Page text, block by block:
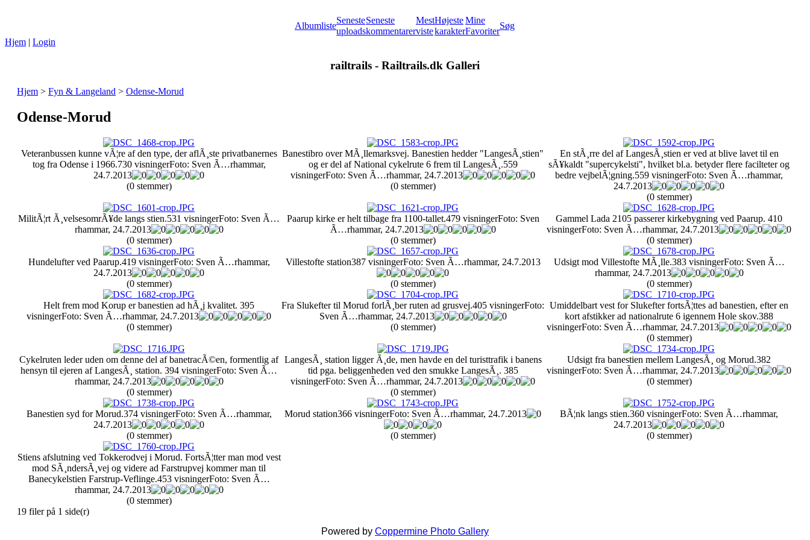
Albumliste
Seneste
uploads
Seneste
kommentarer
Mest
viste
Højeste
karakter
Mine
Favoriter
Søg
Hjem | Login
railtrails - Railtrails.dk Galleri
Hjem > Fyn & Langeland > Odense-Morud
Odense-Morud
Veteranbussen kunne vÃ¦re af den type, der aflÃ¸ste privatbanernes
tog fra Odense i 1966.730 visningerFoto: Sven Ã…rhammar,
24.7.2013
(0 stemmer)
Banestibro over MÃ¸llemarksvej. Banestien hedder "LangesÃ¸stien"
og er del af National cykelrute 6 frem til LangesÃ¸.559
visningerFoto: Sven Ã…rhammar, 24.7.2013
(0 stemmer)
En stÃ¸rre del af LangesÃ¸stien er ved at blive lavet til en
sÃ¥kaldt "supercykelsti", hvilket bl.a. betyder flere facilteter og
bedre vejbelÃ¦gning.559 visningerFoto: Sven Ã…rhammar,
24.7.2013
(0 stemmer)
MilitÃ¦rt Ã¸velsesomrÃ¥de langs stien.531 visningerFoto: Sven Ã…
rhammar, 24.7.2013
(0 stemmer)
Paarup kirke er helt tilbage fra 1100-tallet.479 visningerFoto: Sven
Ã…rhammar, 24.7.2013
(0 stemmer)
Gammel Lada 2105 passerer kirkebygning ved Paarup. 410
visningerFoto: Sven Ã…rhammar, 24.7.2013
(0 stemmer)
Hundelufter ved Paarup.419 visningerFoto: Sven Ã…rhammar,
24.7.2013
(0 stemmer)
Villestofte station387 visningerFoto: Sven Ã…rhammar, 24.7.2013
(0 stemmer)
Udsigt mod Villestofte MÃ¸lle.383 visningerFoto: Sven Ã…
rhammar, 24.7.2013
(0 stemmer)
Helt frem mod Korup er banestien ad hÃ¸j kvalitet. 395
visningerFoto: Sven Ã…rhammar, 24.7.2013
(0 stemmer)
Fra Slukefter til Morud forlÃ¸ber ruten ad grusvej.405 visningerFoto:
Sven Ã…rhammar, 24.7.2013
(0 stemmer)
Umiddelbart vest for Slukefter fortsÃ¦ttes ad banestien, efter en
kort afstikker ad nationalrute 6 igennem Hole skov.388
visningerFoto: Sven Ã…rhammar, 24.7.2013
(0 stemmer)
Cykelruten leder uden om denne del af banetracÃ©en, formentlig af
hensyn til ejeren af LangesÃ¸ station. 394 visningerFoto: Sven Ã…
rhammar, 24.7.2013
(0 stemmer)
LangesÃ¸ station ligger Ã¸de, men havde en del turisttrafik i banens
tid pga. beliggenheden ved den smukke LangesÃ¸. 385
visningerFoto: Sven Ã…rhammar, 24.7.2013
(0 stemmer)
Udsigt fra banestien mellem LangesÃ¸ og Morud.382
visningerFoto: Sven Ã…rhammar, 24.7.2013
(0 stemmer)
Banestien syd for Morud.374 visningerFoto: Sven Ã…rhammar,
24.7.2013
(0 stemmer)
Morud station366 visningerFoto: Sven Ã…rhammar, 24.7.2013
(0 stemmer)
BÃ¦nk langs stien.360 visningerFoto: Sven Ã…rhammar,
24.7.2013
(0 stemmer)
Stiens afslutning ved Tokkerodvej i Morud. FortsÃ¦tter man mod vest
mod SÃ¸ndersÃ¸vej og videre ad Farstrupvej kommer man til
Banecykelstien Farstrup-Veflinge.453 visningerFoto: Sven Ã…
rhammar, 24.7.2013
(0 stemmer)
19 filer på 1 side(r)
Powered by Coppermine Photo Gallery